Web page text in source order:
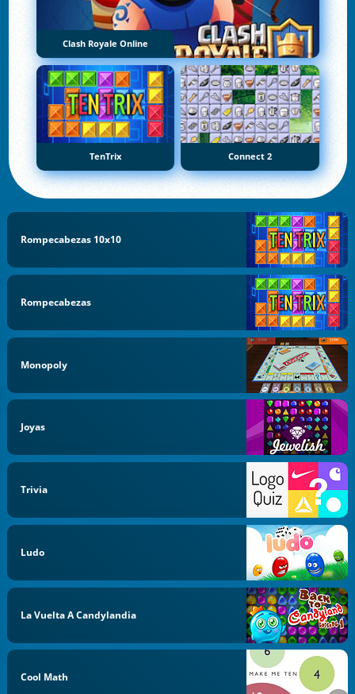
Clash Royale Online
TenTrix Connect 2
Rompecabezas 10x10
Rompecabezas
Monopoly
Joyas
Trivia
Ludo
La Vuelta A Candylandia
Cool Math